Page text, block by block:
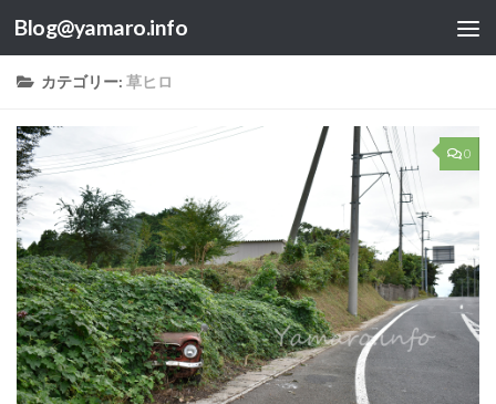
コンテンツへスキップ
Blog@yamaro.info
カテゴリー: 草ヒロ
0